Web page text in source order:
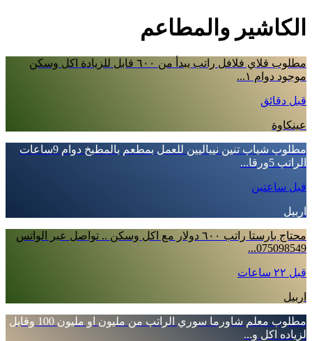
الكاشير والمطاعم
مطلوب قلاي فلافل راتب يبدأ من ٦٠٠ قابل للزيادة اكل وسكن
موجود دوام ١...
قبل دقائق
عينكاوة
مطلوب شباب تنين نيباليين للعمل بمطعم بالمطبخ دوام 9ساعات
الراتب 5ورقا...
قبل ساعتين
اربيل
محتاج بارستا راتب ٦٠٠ دولار مع اكل وسكن .. تواصل عبر الواتس
075098549...
قبل ٢٢ ساعات
اربيل
مطلوب معلم شاورما سوري الراتب من مليون او مليون 100 وقابل
لزياده اكل و...